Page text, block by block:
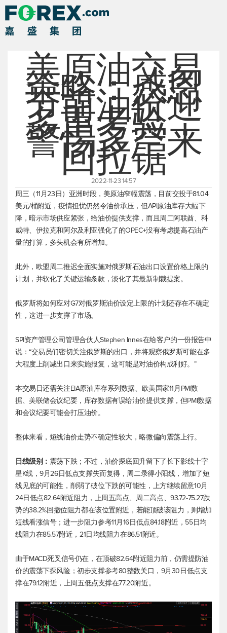
美原油交易
策略：感恩
节前油价迎
多重考验，
警惕多空来
回拉锯
2022-11-23 14:57
周三（11月23日）亚洲时段， 美原油窄幅震荡，目前交投于81.04
美元/桶附近，疫情担忧仍然令油价承压，但API原油库存大幅下
降，暗示市场供应紧张，给油价提供支撑，而且周二阿联酋、科
威特、伊拉克和阿尔及利亚强化了的OPEC+没有考虑提高石油产
量的打算，多头机会有所增加。
此外，欧盟周二推迟全面实施对俄罗斯石油出口设置价格上限的
计划，并软化了关键运输条款，淡化了其最新制裁提案。
俄罗斯将如何应对G7对俄罗斯油价设定上限的计划还存在不确定
性，这进一步支撑了市场。
SPI资产管理公司管理合伙人Stephen Innes在给客户的一份报告中
说：“交易员们密切关注俄罗斯的出口，并将观察俄罗斯可能在多
大程度上削减出口来实施报复，这可能是对油价构成利好。”
本交易日还需关注EIA原油库存系列数据、欧美国家11月PMI数
据、美联储会议纪要，库存数据有误给油价提供支撑，但PMI数据
和会议纪要可能会打压油价。
整体来看，短线油价走势不确定性较大，略微偏向震荡上行。
日线级别： 震荡下跌；不过，油价探底回升留下了长下影线十字
星K线，9月26日低点支撑失而复得，周二录得小阳线，增加了短
线见底的可能性，削弱了破位下跌的可能性，上方继续留意10月
24日低点82.64附近阻力，上周五高点、周二高点、93.72-75.27跌
势的38.2%回撤位阻力都在该位置附近，若能顶破该阻力，则增加
短线看涨信号；进一步阻力参考11月16日低点84.18附近，55日均
线阻力在85.57附近，21日均线阻力在86.51附近。
由于MACD死叉信号仍在，在顶破82.64附近阻力前，仍需提防油
价的震荡下探风险；初步支撑参考80整数关口，9月30日低点支
撑在79.12附近，上周五低点支撑在77.20附近。